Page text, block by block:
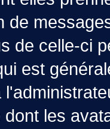
de
de celle-ci
est
les